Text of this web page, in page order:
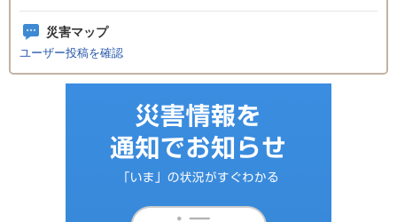
災害マップ
ユーザー投稿を確認